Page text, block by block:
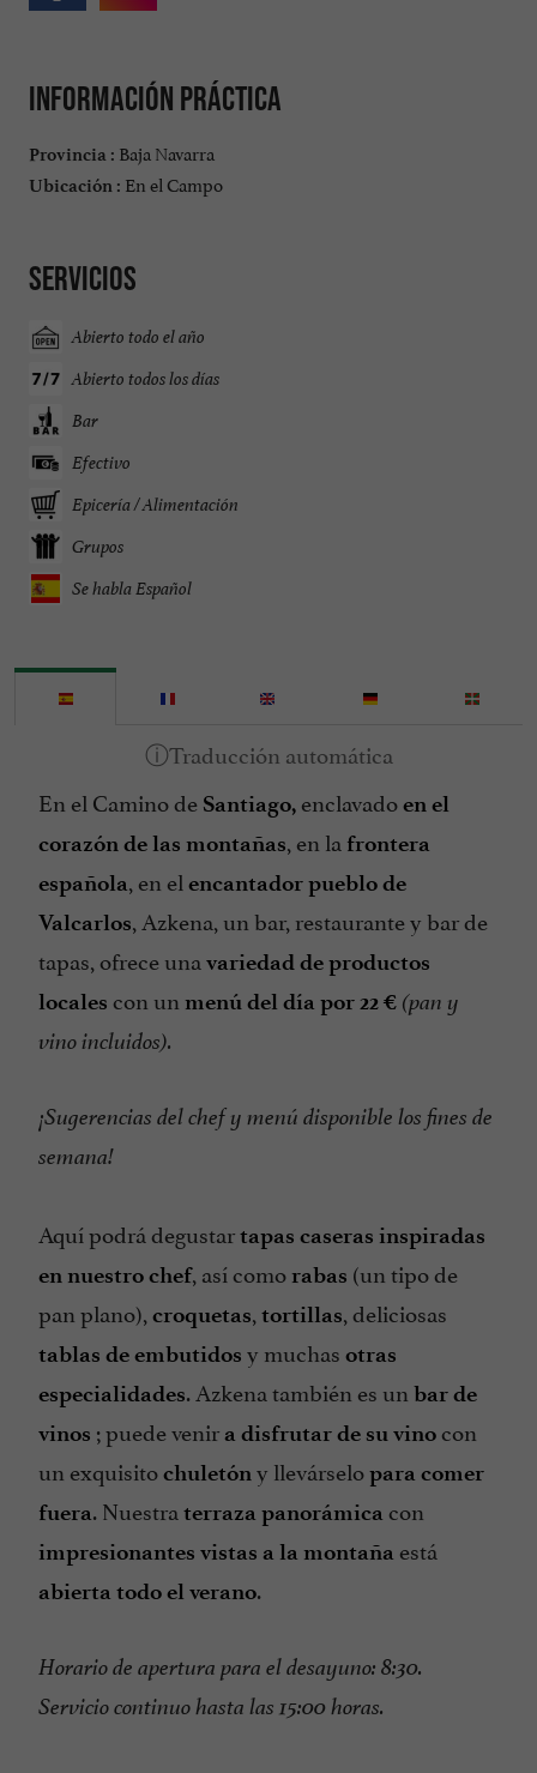
Información práctica
Provincia : Baja Navarra
Ubicación : En el Campo
Servicios
Abierto todo el año
Abierto todos los días
Bar
Efectivo
Epicería / Alimentación
Grupos
Se habla Español
En el Camino de Santiago, enclavadoen el
corazón de las montañas, en la frontera
española, en el encantador pueblo de
Valcarlos, Azkena, un bar, restaurante y bar de
tapas, ofrece una variedad de productos
locales con un menú del día por 22 € (pan y
vino incluidos).
¡Sugerencias del chef y menú disponible los fines de
semana!
Aquí podrá degustartapas caseras inspiradas
en nuestro chef, así como rabas (un tipo de
pan plano), croquetas, tortillas, deliciosas
tablas de embutidos y muchas otras
especialidades. Azkena también es un bar de
vinos ; puede venir a disfrutar de su vino con
un exquisitochuletóny llevárselopara comer
fuera. Nuestra terraza panorámica con
impresionantes vistas a la montaña está
abierta todo el verano.
Horario de apertura para el desayuno: 8:30.
Servicio continuo hasta las 15:00 horas.